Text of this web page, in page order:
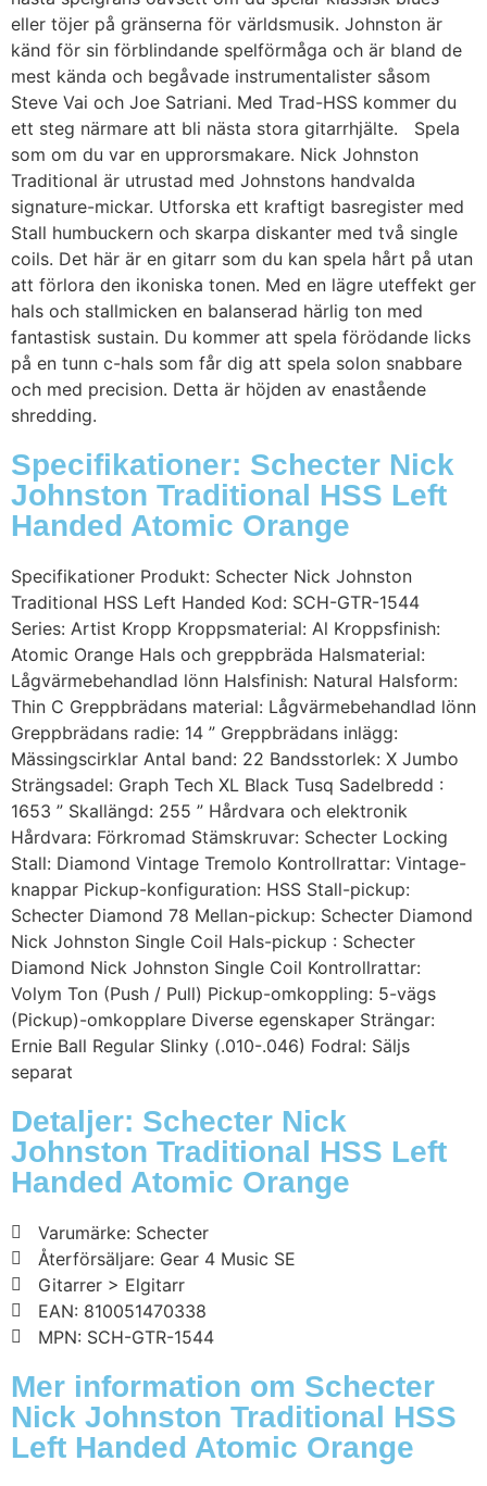
eller töjer på gränserna för världsmusik. Johnston är
känd för sin förblindande spelförmåga och är bland de
mest kända och begåvade instrumentalister såsom
Steve Vai och Joe Satriani. Med Trad-HSS kommer du
ett steg närmare att bli nästa stora gitarrhjälte. Spela
som om du var en upprorsmakare. Nick Johnston
Traditional är utrustad med Johnstons handvalda
signature-mickar. Utforska ett kraftigt basregister med
Stall humbuckern och skarpa diskanter med två single
coils. Det här är en gitarr som du kan spela hårt på utan
att förlora den ikoniska tonen. Med en lägre uteffekt ger
hals och stallmicken en balanserad härlig ton med
fantastisk sustain. Du kommer att spela förödande licks
på en tunn c-hals som får dig att spela solon snabbare
och med precision. Detta är höjden av enastående
shredding.
Specifikationer: Schecter Nick
Johnston Traditional HSS Left
Handed Atomic Orange
Specifikationer Produkt: Schecter Nick Johnston
Traditional HSS Left Handed Kod: SCH-GTR-1544
Series: Artist Kropp Kroppsmaterial: Al Kroppsfinish:
Atomic Orange Hals och greppbräda Halsmaterial:
Lågvärmebehandlad lönn Halsfinish: Natural Halsform:
Thin C Greppbrädans material: Lågvärmebehandlad lönn
Greppbrädans radie: 14 ” Greppbrädans inlägg:
Mässingscirklar Antal band: 22 Bandsstorlek: X Jumbo
Strängsadel: Graph Tech XL Black Tusq Sadelbredd :
1653 ” Skallängd: 255 ” Hårdvara och elektronik
Hårdvara: Förkromad Stämskruvar: Schecter Locking
Stall: Diamond Vintage Tremolo Kontrollrattar: Vintage-
knappar Pickup-konfiguration: HSS Stall-pickup:
Schecter Diamond 78 Mellan-pickup: Schecter Diamond
Nick Johnston Single Coil Hals-pickup : Schecter
Diamond Nick Johnston Single Coil Kontrollrattar:
Volym Ton (Push / Pull) Pickup-omkoppling: 5-vägs
(Pickup)-omkopplare Diverse egenskaper Strängar:
Ernie Ball Regular Slinky (.010-.046) Fodral: Säljs
separat
Detaljer: Schecter Nick
Johnston Traditional HSS Left
Handed Atomic Orange
Varumärke: Schecter
Återförsäljare: Gear 4 Music SE
Gitarrer > Elgitarr
EAN: 810051470338
MPN: SCH-GTR-1544
Mer information om Schecter
Nick Johnston Traditional HSS
Left Handed Atomic Orange